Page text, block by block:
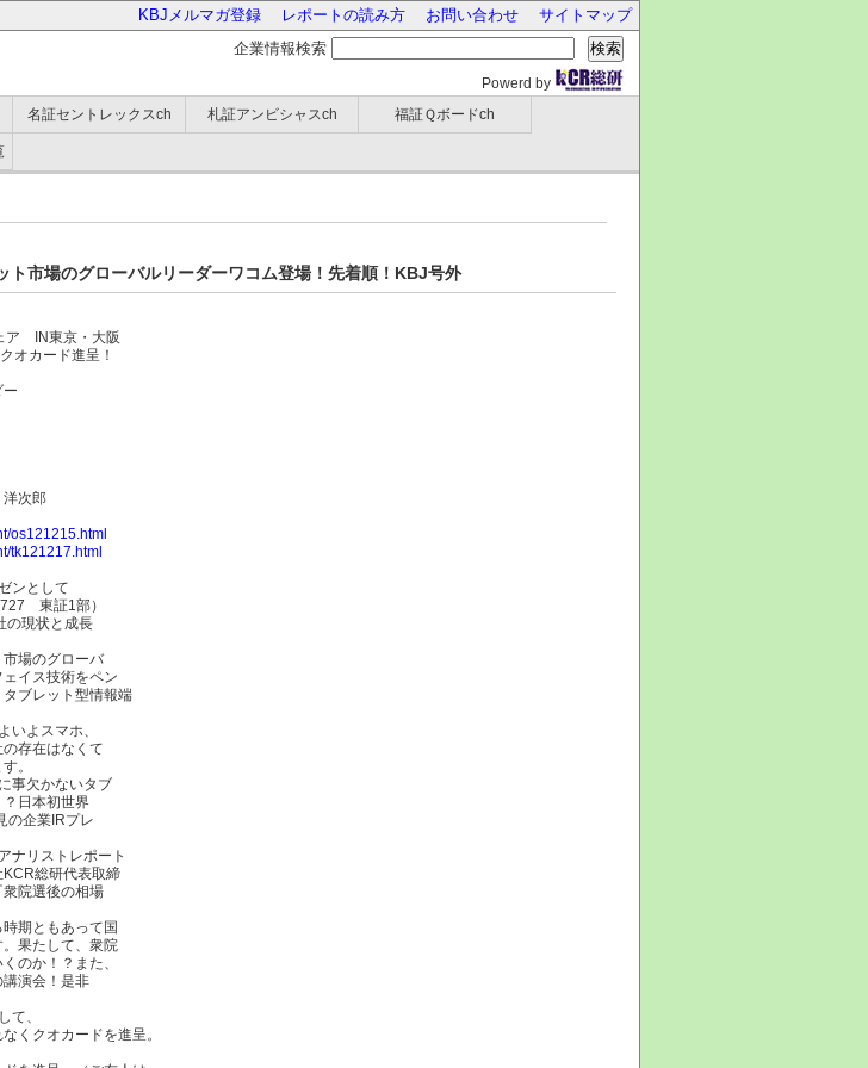
KBJメルマガ登録 レポートの読み方 お問い合わせ
サイトマップ
企業情報検索
検索
Powerd by
名証セントレックスch 札証アンビシャスch 福証Ｑボードch
ト市場のグローバルリーダーワコム登場！先着順！KBJ号外
ア IN東京・大阪
オカード進呈！
次郎
os121215.html
tk121217.html
ンとして
東証1部）
現状と成長
場のグローバ
イス技術をペン
ブレット型情報端
いよスマホ、
存在はなくて
。
事欠かないタブ
日本初世界
の企業IRプレ
ナリストレポート
KCR総研代表取締
院選後の相場
期ともあって国
果たして、衆院
のか！？また、
演会！是非
て、
くクオカードを進呈。